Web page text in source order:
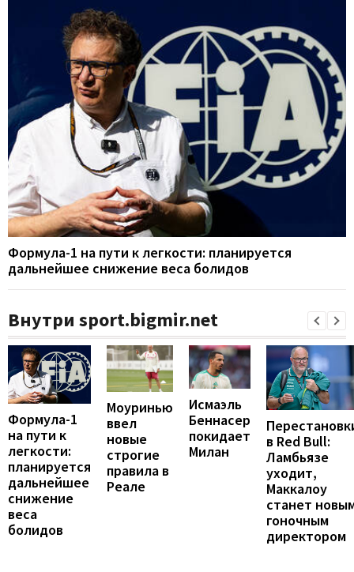
Формула-1 на пути к легкости: планируется
дальнейшее снижение веса болидов
Внутри sport.bigmir.net
Формула-1
на пути к
легкости:
планируется
дальнейшее
снижение
веса
болидов
Моуринью
ввел
новые
строгие
правила в
Реале
Исмаэль
Беннасер
покидает
Милан
в Red Bull:
Ламбьязе
уходит,
Маккалоу
станет
гоночным
директором